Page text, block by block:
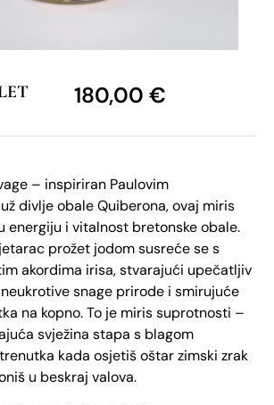
180,00 €
– inspiriran Paulovim
divlje obale Quiberona, ovaj miris
energiju i vitalnost bretonske obale.
prožet jodom susreće se s
akordima irisa, stvarajući upečatljiv
snage prirode i smirujuće
na kopno. To je miris suprotnosti –
svježina stapa s blagom
kada osjetiš oštar zimski zrak
u beskraj valova.